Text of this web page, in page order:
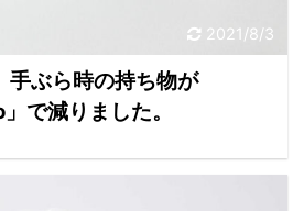
2021/8/3
手ぶら時の持ち物が
で減りました。